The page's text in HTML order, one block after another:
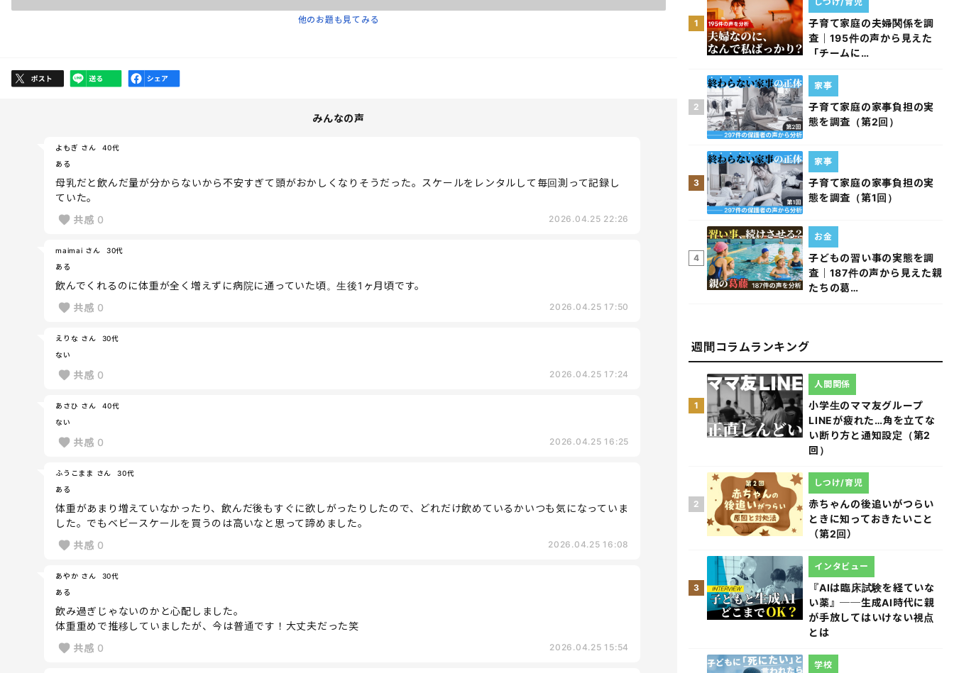
他のお題も見てみる
みんなの声
よもぎ さん
40代
ある
母乳だと飲んだ量が分からないから不安すぎて頭がおかしくなりそうだった。スケールをレンタルして毎回測って記録し
ていた。
共感 0 2026.04.25 22:26
maimai さん
30代
ある
飲んでくれるのに体重が全く増えずに病院に通っていた頃。生後1ヶ月頃です。
共感 0 2026.04.25 17:50
えりな さん
30代
ない
共感 0 2026.04.25 17:24
あさひ さん
40代
ない
共感 0 2026.04.25 16:25
ふうこまま さん
30代
ある
体重があまり増えていなかったり、飲んだ後もすぐに欲しがったりしたので、どれだけ飲めているかいつも気になっていま
した。でもベビースケールを買うのは高いなと思って諦めました。
共感 0 2026.04.25 16:08
あやか さん
30代
ある
飲み過ぎじゃないのかと心配しました。
体重重めで推移していましたが、今は普通です！大丈夫だった笑
共感 0 2026.04.25 15:54
1
子育て家庭の夫婦関係を調
査｜195件の声から見えた
「チームに…
2
子育て家庭の家事負担の実
態を調査（第2回）
家事
3
子育て家庭の家事負担の実
態を調査（第1回）
家事
4
子どもの習い事の実態を調
査｜187件の声から見えた親
たちの葛…
お金
週間コラムランキング
1
小学生のママ友グループ
LINEが疲れた…角を立てな
い断り方と通知設定（第2
回）
人間関係
2
赤ちゃんの後追いがつらい
ときに知っておきたいこと
（第2回）
しつけ/育児
3
『AIは臨床試験を経ていな
い薬』──生成AI時代に親
が手放してはいけない視点
とは
インタビュー
学校